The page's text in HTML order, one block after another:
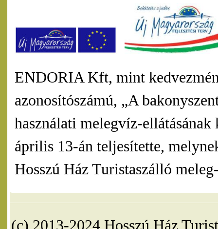
ENDORIA Kft, mint
azonosítószámú, „A
használati melegvíz-
április 13-án teljesítette,
Hosszú Ház Turistaszálló
(c) 2013-2024 Hosszú Ház